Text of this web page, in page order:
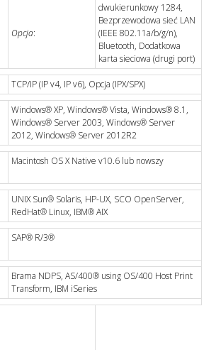
Opcja:
dwukierunkowy 1284,
Bezprzewodowa sieć LAN
(IEEE 802.11a/b/g/n),
Bluetooth, Dodatkowa
karta sieciowa (drugi port)
TCP/IP (IP v4, IP v6), Opcja (IPX/SPX)
Windows® XP, Windows® Vista, Windows® 8.1,
Windows® Server 2003, Windows® Server
2012, Windows® Server 2012R2
Macintosh OS X Native v10.6 lub nowszy
UNIX Sun® Solaris, HP-UX, SCO OpenServer,
RedHat® Linux, IBM® AIX
SAP® R/3®
Brama NDPS, AS/400® using OS/400 Host Print
Transform, IBM iSeries